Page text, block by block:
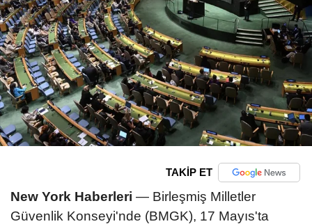
TAKİP ET
New York Haberleri — Birleşmiş Milletler
Güvenlik Konseyi'nde (BMGK), 17 Mayıs'ta